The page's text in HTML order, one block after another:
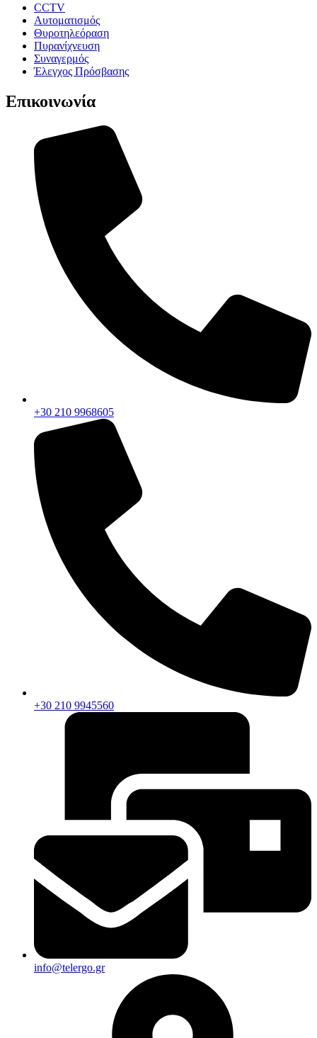
CCTV
Αυτοματισμός
Θυροτηλεόραση
Πυρανίχνευση
Συναγερμός
Έλεγχος Πρόσβασης
Επικοινωνία
+30 210 9968605
+30 210 9945560
info@telergo.gr